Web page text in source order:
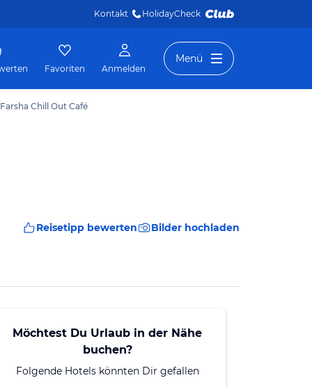
Kontakt HolidayCheck
Favoriten Anmelden
Menü
Chill Out Café
Reisetipp bewerten Bilder hochladen
Möchtest Du Urlaub in der Nähe
buchen?
Folgende Hotels könnten Dir gefallen